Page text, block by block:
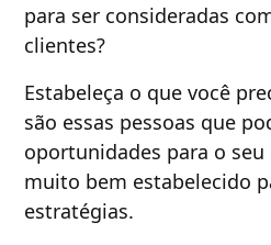
para ser consideradas
clientes?
Estabeleça o que você
são essas pessoas que
oportunidades para o
muito bem estabelecido
estratégias.